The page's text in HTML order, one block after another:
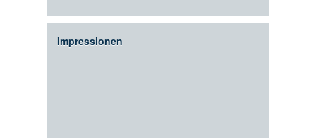
Impressionen